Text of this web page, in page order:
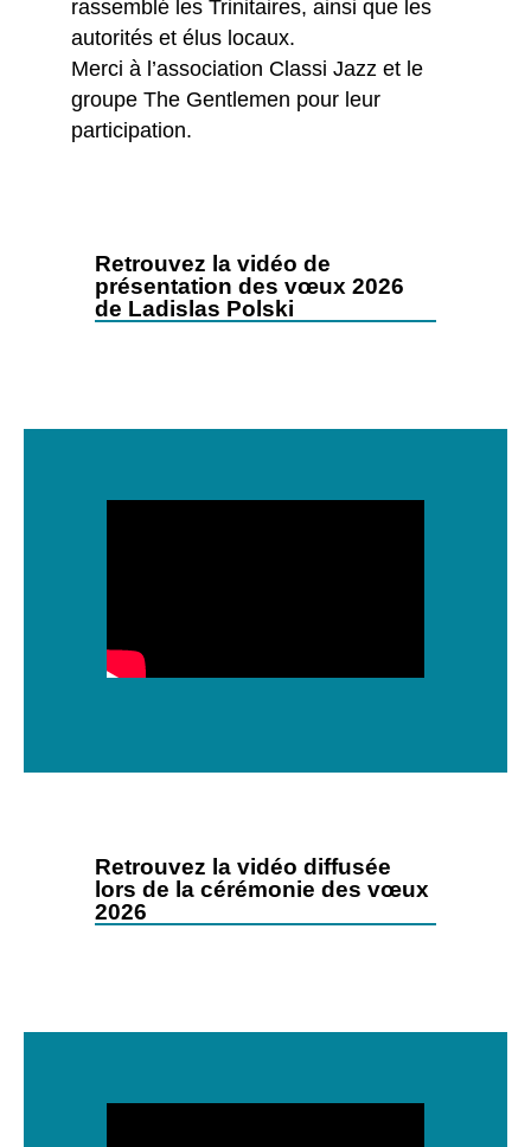
rassemblé les Trinitaires, ainsi que les
autorités et élus locaux.
Merci à l’association Classi Jazz et le
groupe The Gentlemen pour leur
participation.
Retrouvez la vidéo de
présentation des vœux 2026
de Ladislas Polski
Retrouvez la vidéo diffusée
lors de la cérémonie des vœux
2026